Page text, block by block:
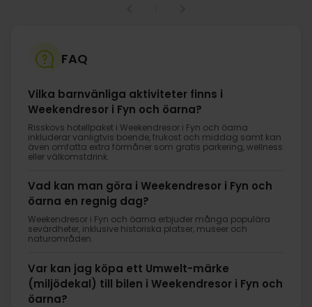
FAQ
Vilka barnvänliga aktiviteter finns i
Weekendresor i Fyn och öarna?
Risskovs hotellpaket i Weekendresor i Fyn och öarna
inkluderar vanligtvis boende, frukost och middag samt kan
även omfatta extra förmåner som gratis parkering, wellness
eller välkomstdrink.
Vad kan man göra i Weekendresor i Fyn och
öarna en regnig dag?
Weekendresor i Fyn och öarna erbjuder många populära
sevärdheter, inklusive historiska platser, museer och
naturområden.
Var kan jag köpa ett Umwelt-märke
(miljödekal) till bilen i Weekendresor i Fyn och
öarna?